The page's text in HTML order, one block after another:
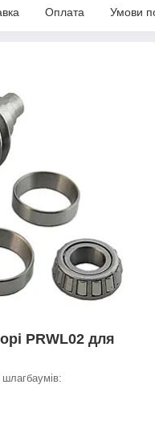
Оплата Умови
PRWL02 для